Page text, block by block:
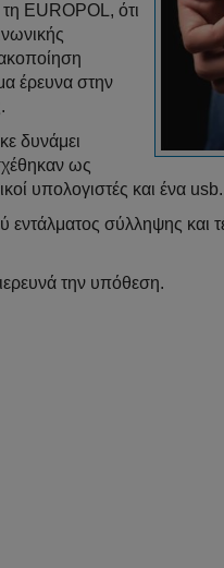
EUROPOL, ότι
έρευνα στην
δυνάμει
ως
υπολογιστές και ένα usb.
εντάλματος σύλληψης και
την υπόθεση.